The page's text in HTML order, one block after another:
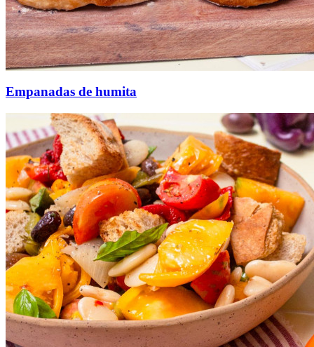
Empanadas de humita